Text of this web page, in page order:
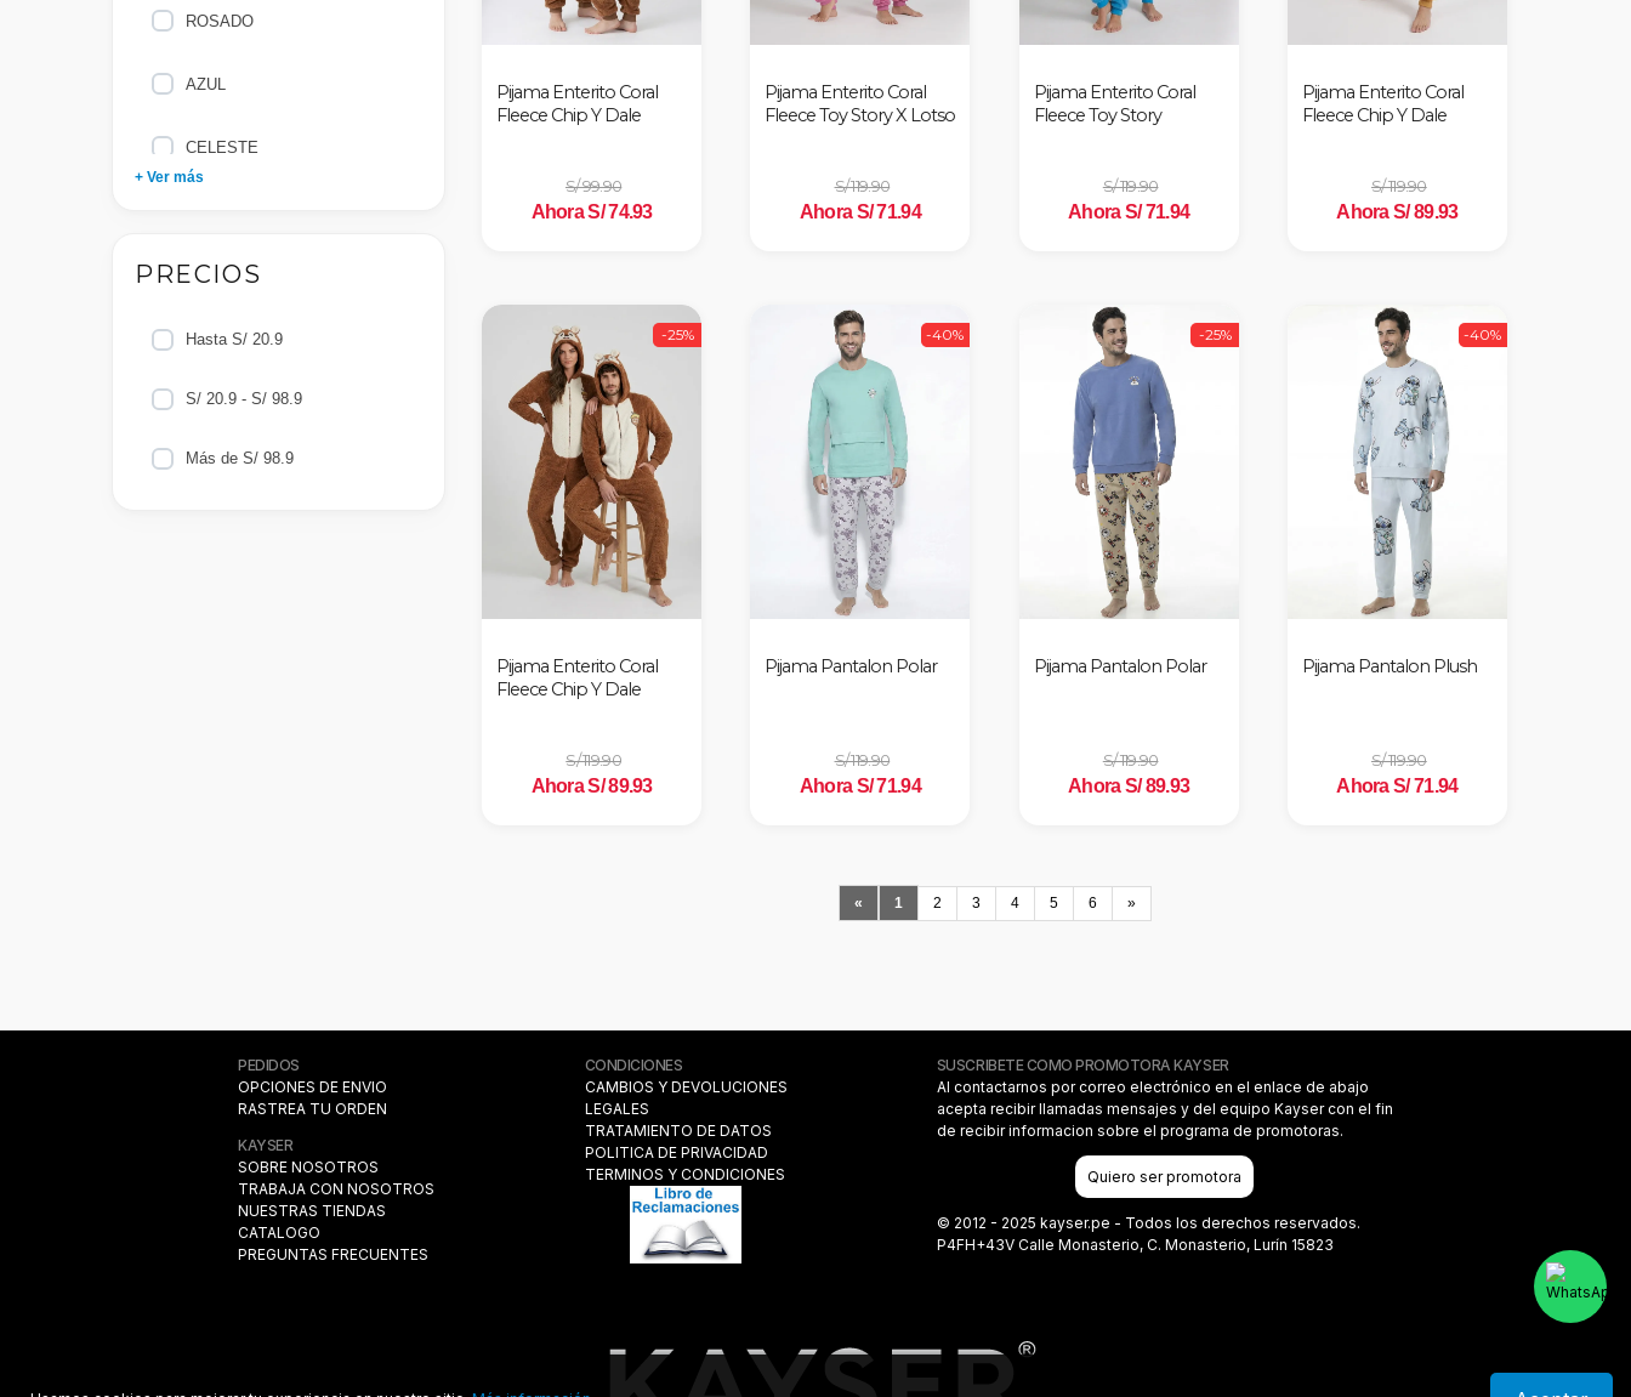
16
12
XXL
40/43
37/39
34/36
30/33
ROSADO
AZUL
CELESTE
Verde
Amarillo
Blanco
Fucsia
Azul
AMARILLO
+ Ver más
PRECIOS
Hasta S/ 20.9
S/ 20.9 - S/ 98.9
Más de S/ 98.9
Pijama Enterito Coral
Fleece Chip Y Dale
S/ 99.90
Ahora S/ 74.93
Pijama Enterito Coral
Fleece Toy Story X Lotso
S/ 119.90
Ahora S/ 71.94
Pijama Enterito Coral
Fleece Toy Story
S/ 119.90
Ahora S/ 71.94
Pijama Enterito Coral
Fleece Chip Y Dale
S/ 119.90
Ahora S/ 89.93
-25%
Pijama Enterito Coral
Fleece Chip Y Dale
S/ 119.90
Ahora S/ 89.93
-40%
Pijama Pantalon Polar
S/ 119.90
Ahora S/ 71.94
-25%
Pijama Pantalon Polar
S/ 119.90
Ahora S/ 89.93
-40%
Pijama Pantalon Plush
S/ 119.90
Ahora S/ 71.94
« 1 2 3 4 5 6 »
PEDIDOS
OPCIONES DE ENVIO
RASTREA TU ORDEN
KAYSER
SOBRE NOSOTROS
TRABAJA CON NOSOTROS
NUESTRAS TIENDAS
CATALOGO
PREGUNTAS FRECUENTES
CONDICIONES
CAMBIOS Y DEVOLUCIONES
LEGALES
TRATAMIENTO DE DATOS
POLITICA DE PRIVACIDAD
TERMINOS Y CONDICIONES
SUSCRIBETE COMO PROMOTORA KAYSER
Al contactarnos por correo electrónico en el enlace de abajo
acepta recibir llamadas mensajes y del equipo Kayser con el fin
de recibir informacion sobre el programa de promotoras.
Quiero ser promotora
© 2012 - 2025 kayser.pe - Todos los derechos reservados.
P4FH+43V Calle Monasterio, C. Monasterio, Lurín 15823